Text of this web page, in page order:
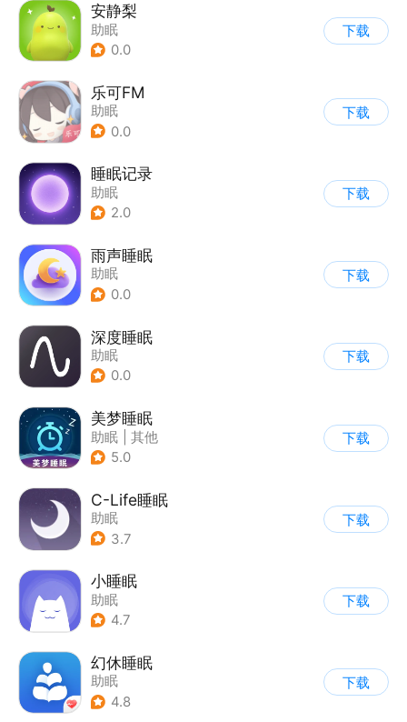
安静梨
助眠
0.0
下载
乐可FM
助眠
0.0
下载
睡眠记录
助眠
2.0
下载
雨声睡眠
助眠
0.0
下载
深度睡眠
助眠
0.0
下载
美梦睡眠
助眠
其他
5.0
下载
C-Life睡眠
助眠
3.7
下载
小睡眠
助眠
4.7
下载
幻休睡眠
助眠
4.8
下载